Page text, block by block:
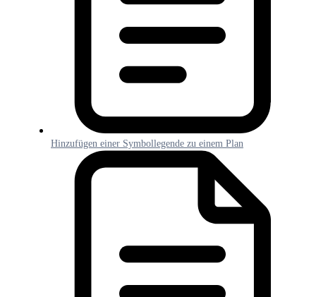
Hinzufügen einer Symbollegende zu einem Plan